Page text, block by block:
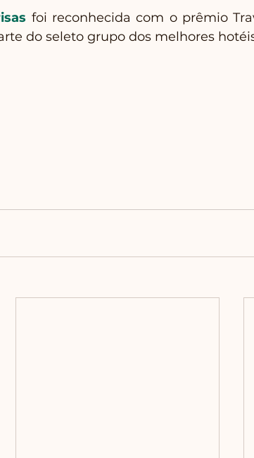
foi reconhecida com o prêmio
do seleto grupo dos melhores